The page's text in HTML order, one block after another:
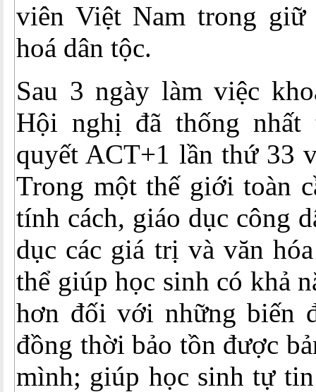
viên Việt Nam trong giữ
hoá dân tộc.
Sau 3 ngày làm việc
Hội nghị đã thống nhất
quyết ACT+1 lần thứ 33
Trong một thế giới toàn
tính cách, giáo dục công
dục các giá trị và văn
thể giúp học sinh có khả
hơn đối với những biến
đồng thời bảo tồn được
mình; giúp học sinh tự